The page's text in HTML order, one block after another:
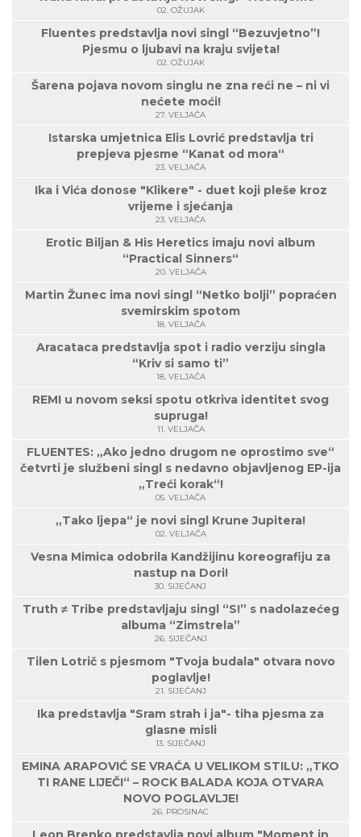
02. OŽUJAK
Fluentes predstavlja novi singl “Bezuvjetno”!
Pjesmu o ljubavi na kraju svijeta!
02. OŽUJAK
Šarena pojava novom singlu ne zna reći ne – ni vi
nećete moći!
27. VELJAČA
Istarska umjetnica Elis Lovrić predstavlja tri
prepjeva pjesme “Kanat od mora“
23. VELJAČA
Ika i Vića donose "Klikere" - duet koji pleše kroz
vrijeme i sjećanja
23. VELJAČA
Erotic Biljan & His Heretics imaju novi album
“Practical Sinners“
20. VELJAČA
Martin Žunec ima novi singl “Netko bolji” popraćen
svemirskim spotom
18. VELJAČA
Aracataca predstavlja spot i radio verziju singla
“Kriv si samo ti”
18. VELJAČA
REMI u novom seksi spotu otkriva identitet svog
supruga!
11. VELJAČA
FLUENTES: „Ako jedno drugom ne oprostimo sve“
četvrti je službeni singl s nedavno objavljenog EP-ija
„Treći korak“!
05. VELJAČA
„Tako ljepa“ je novi singl Krune Jupitera!
02. VELJAČA
Vesna Mimica odobrila Kandžijinu koreografiju za
nastup na Dori!
30. SIJEČANJ
Truth ≠ Tribe predstavljaju singl “S!” s nadolazećeg
albuma “Zimstrela”
26. SIJEČANJ
Tilen Lotrič s pjesmom "Tvoja budala" otvara novo
poglavlje!
21. SIJEČANJ
Ika predstavlja "Sram strah i ja"- tiha pjesma za
glasne misli
13. SIJEČANJ
EMINA ARAPOVIĆ SE VRAĆA U VELIKOM STILU: „TKO
TI RANE LIJEČI“ – ROCK BALADA KOJA OTVARA
NOVO POGLAVLJE!
26. PROSINAC